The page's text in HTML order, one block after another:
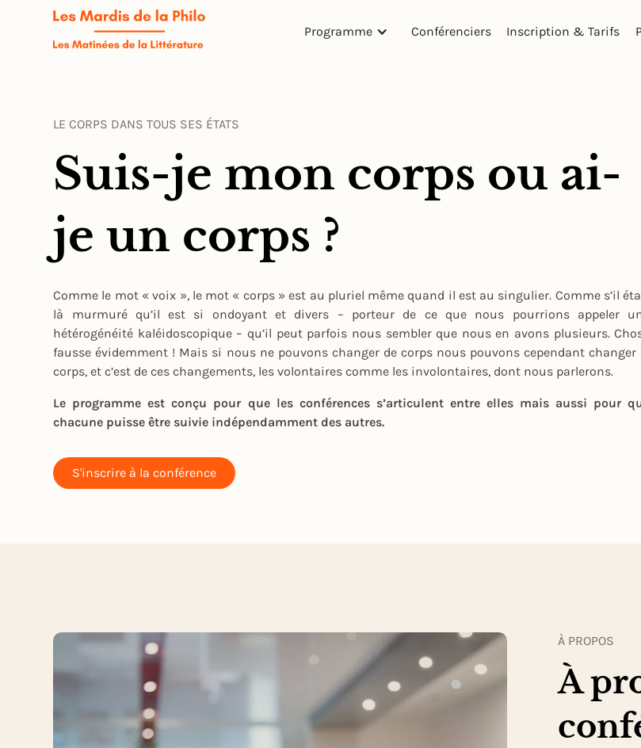
Programme Conférenciers Inscription & Tarifs
LE CORPS DANS TOUS SES ÉTATS
Suis-je mon corps ou ai-
je un corps ?
Comme le mot « voix », le mot « corps » est au pluriel même quand il est au singulier. Comme s’il
là murmuré qu’il est si ondoyant et divers – porteur de ce que nous pourrions appeler
hétérogénéité kaléidoscopique – qu’il peut parfois nous sembler que nous en avons plusieurs.
fausse évidemment ! Mais si nous ne pouvons changer de corps nous pouvons cependant changer
corps, et c’est de ces changements, les volontaires comme les involontaires, dont nous parlerons.
Le programme est conçu pour que les conférences s’articulent entre elles mais aussi pour
chacune puisse être suivie indépendamment des autres.
S'inscrire à la conférence
À PROPOS
À